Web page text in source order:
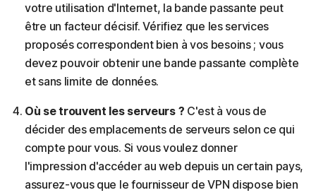
votre utilisation d'Internet, la bande passante peut
être un facteur décisif. Vérifiez que les services
proposés correspondent bien à vos besoins ; vous
devez pouvoir obtenir une bande passante complète
et sans limite de données.
Où se trouvent les serveurs ? C'est à vous de
décider des emplacements de serveurs selon ce qui
compte pour vous. Si vous voulez donner
l'impression d'accéder au web depuis un certain pays,
assurez-vous que le fournisseur de VPN dispose bien